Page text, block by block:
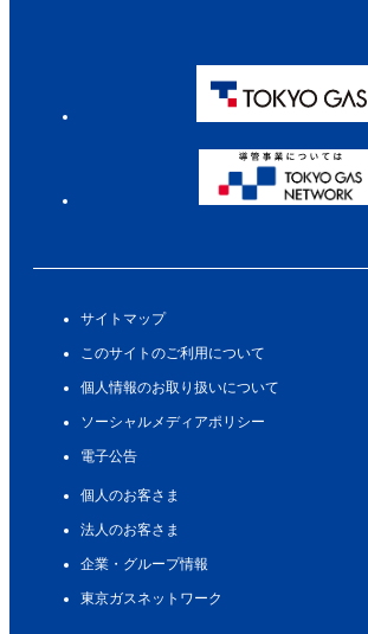
サイトマップ
このサイトのご利用について
個人情報のお取り扱いについて
ソーシャルメディアポリシー
電子公告
個人のお客さま
法人のお客さま
企業・グループ情報
東京ガスネットワーク